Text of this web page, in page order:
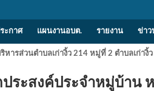
ะกาศ แผนงานอบต. รายงาน ข่าว
หารส่วนตำบลเก่างิ้ว 214 หมู่ที่ 2 ตำบลเก่า
ประสงค์ประจำหมู่บ้าน